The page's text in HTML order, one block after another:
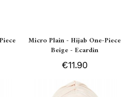
Micro Plain - Hijab One-Piece
Beige - Ecardin
€11.90